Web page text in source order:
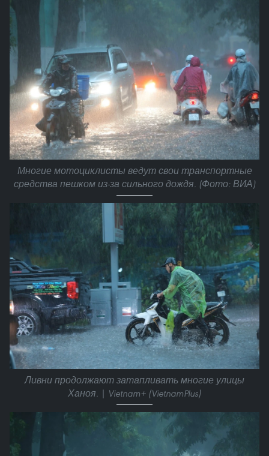
Многие мотоциклисты ведут свои транспортные
средства пешком из-за сильного дождя. (Фото: ВИА)
Ливни продолжают затапливать многие улицы
Ханоя. | Vietnam+ (VietnamPlus)